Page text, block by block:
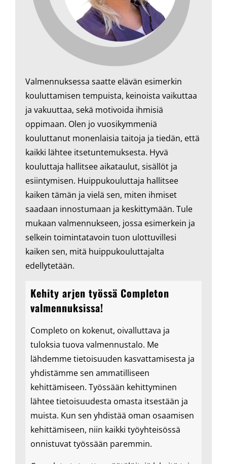
Valmennuksessa saatte elävän esimerkin
kouluttamisen tempuista, keinoista vaikuttaa
ja vakuuttaa, sekä motivoida ihmisiä
oppimaan. Olen jo vuosikymmeniä
kouluttanut monenlaisia taitoja ja tiedän, että
kaikki lähtee itsetuntemuksesta. Hyvä
kouluttaja hallitsee aikataulut, sisällöt ja
esiintymisen. Huippukouluttaja hallitsee
kaiken tämän ja vielä sen, miten ihmiset
saadaan innostumaan ja keskittymään. Tule
mukaan valmennukseen, jossa esimerkein ja
selkein toimintatavoin tuon ulottuvillesi
kaiken sen, mitä huippukouluttajalta
edellytetään.
Kehity arjen työssä Completon
valmennuksissa!
Completo on kokenut, oivalluttava ja
tuloksia tuova valmennustalo. Me
lähdemme tietoisuuden kasvattamisesta ja
yhdistämme sen ammatilliseen
kehittämiseen. Työssään kehittyminen
lähtee tietoisuudesta omasta itsestään ja
muista. Kun sen yhdistää oman osaamisen
kehittämiseen, niin kaikki työyhteisössä
onnistuvat työssään paremmin.